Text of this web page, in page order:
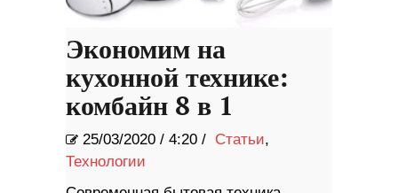
Экономим на
кухонной технике:
комбайн 8 в 1
25/03/2020 / 4:20 / Статьи,
Технологии